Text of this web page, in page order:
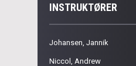
INSTRUKTØRER
Johansen, Jannik
Niccol, Andrew